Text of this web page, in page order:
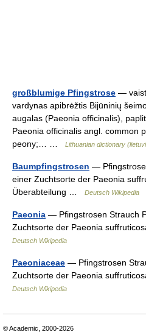
großblumige Pfingstrose —
vardynas apibrėžtis Bijūninių
augalas (Paeonia officinalis),
Paeonia officinalis angl. common
peony;… …
Lithuanian dictionary
Baumpfingstrosen —
einer Zuchtsorte der Paeonia
Überabteilung …
Deutsch Wikipedia
Paeonia — Pfingstrosen Strauch
Zuchtsorte der Paeonia
Deutsch Wikipedia
Paeoniaceae — Pfingstrosen
Zuchtsorte der Paeonia
Deutsch Wikipedia
© Academic, 2000-2026